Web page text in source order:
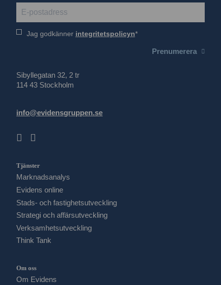
Sibyllegatan 32, 2 tr
114 43 Stockholm
info@evidensgruppen.se
Tjänster
Marknadsanalys
Evidens online
Stads- och fastighetsutveckling
Strategi och affärsutveckling
Verksamhetsutveckling
Think Tank
Om oss
Om Evidens
Jag godkänner integritetspolicyn
Prenumerera